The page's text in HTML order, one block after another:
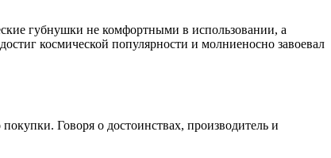
губнушки не комфортными в использовании, а
космической популярности и молниеносно завоевал
Говоря о достоинствах, производитель и